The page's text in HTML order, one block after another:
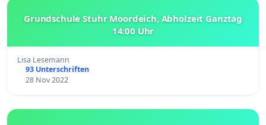
Grundschule Stuhr Moordeich, Abholzeit Ganztag
14:00 Uhr
Lisa Lesemann
93 Unterschriften
28 Nov 2022